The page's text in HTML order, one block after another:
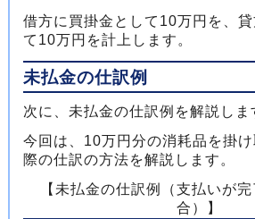
借方に買掛金として10万円を、
て10万円を計上します。
未払金の仕訳例
次に、未払金の仕訳例を解説しま
今回は、10万円分の消耗品を掛
際の仕訳の方法を解説します。
【未払金の仕訳例（支払いが
合）】